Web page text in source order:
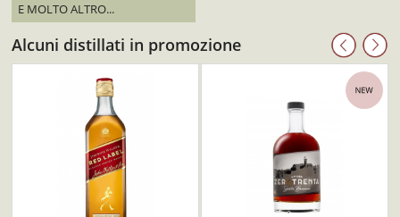
E MOLTO ALTRO...
Alcuni distillati in promozione